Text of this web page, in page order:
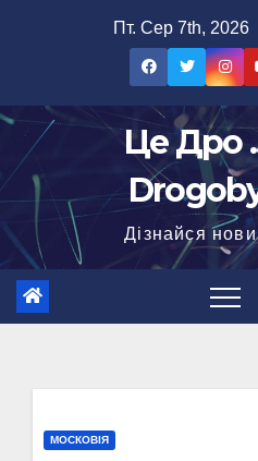
Пт. Сер 7th, 2026
Це Дро
Дізнайся
МОСКОВІЯ